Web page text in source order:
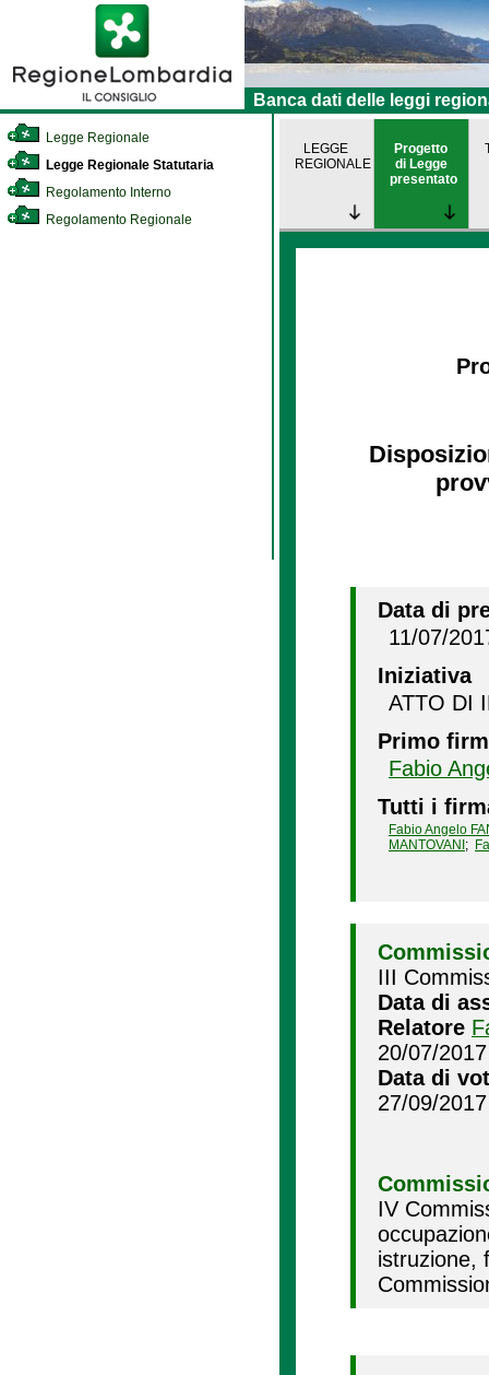
Banca dati delle leggi
Legge Regionale
Legge Regionale Statutaria
Regolamento Interno
Regolamento Regionale
LEGGE
REGIONALE
Progetto
di Legge
presentato
Data di
11/07/
Iniziativa
ATTO DI
Primo
Fabio
Tutti i
Fabio Angelo
MANTOVANI ;
III
Data di
Relatore
20/07/2017
Data di
27/09/2017
IV
istruzione,